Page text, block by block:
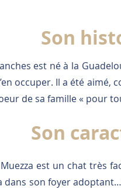
Son
est né à la
occuper. Il a été aimé,
de sa famille « pour
Son
est un chat très
dans son foyer